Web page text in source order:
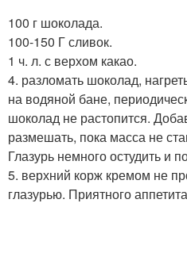
100 г шоколада.
100-150 Г сливок.
1 ч. л. с верхом какао.
4. разломать шоколад,
на водяной бане,
шоколад не растопится.
размешать, пока масса не
Глазурь немного остудить и
5. верхний корж кремом не
глазурью. Приятного